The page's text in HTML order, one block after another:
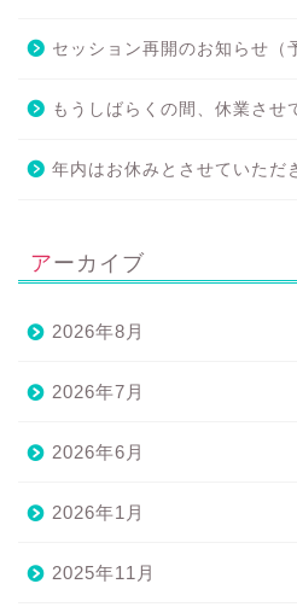
セッション再開のお知らせ（
もうしばらくの間、休業させ
年内はお休みとさせていただ
アーカイブ
2026年8月
2026年7月
2026年6月
2026年1月
2025年11月